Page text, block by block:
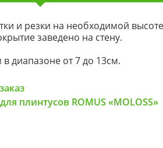
и резки на необходимой
заведено на стену.
диапазоне от 7 до 13см.
плинтусов ROMUS «MOLOSS»